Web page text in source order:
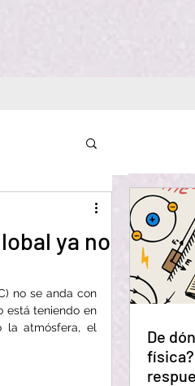
ya no
no se anda con
está teniendo en
la atmósfera, el
De